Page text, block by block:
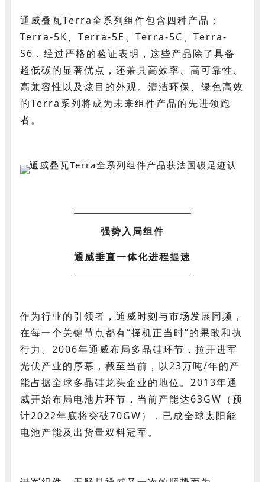
通威叠瓦Terra全系列组件包含四种产品：
Terra-5K、Terra-5E、Terra-5C、Terra-
S6，经过严格的验证表明，这些产品除了具备
超低碳的显著优点，还兼具高效率、高可靠性、
高兼容性以及炫目的外观。清洁环保、绿色高效
的Terra系列将成为未来组件产品的先进领跑
者。
强势入局组件
通威垂直一体化进程提速
作为行业的引领者，通威时刻与市场发展同频，
在每一个关键节点都有“择机正当时”的果敢和执
行力。2006年通威布局多晶硅环节，拉开进军
光伏产业的序幕，截至当前，以23万吨/年的产
能占据全球多晶硅龙头企业的地位。2013年通
威开始布局电池片环节，当前产能达63GW（预
计2022年底将突破70GW），已成全球太阳能
电池产能及出货量双料冠军。